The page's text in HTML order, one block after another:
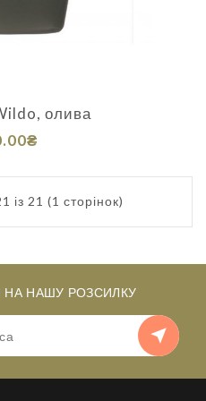
олива
із 21 (1 сторінок)
НА НАШУ РОЗСИЛКУ